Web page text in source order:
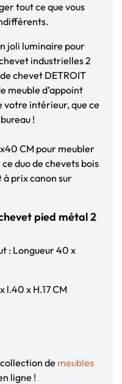
tout ce que vous
joli luminaire pour
industrielles 2
chevet DETROIT
meuble d’appoint
votre intérieur, que ce
!
CM pour meubler
duo de chevets bois
prix canon sur
pied métal 2
: Longueur 40 x
l.40 x H.17 CM
de meubles
ligne !